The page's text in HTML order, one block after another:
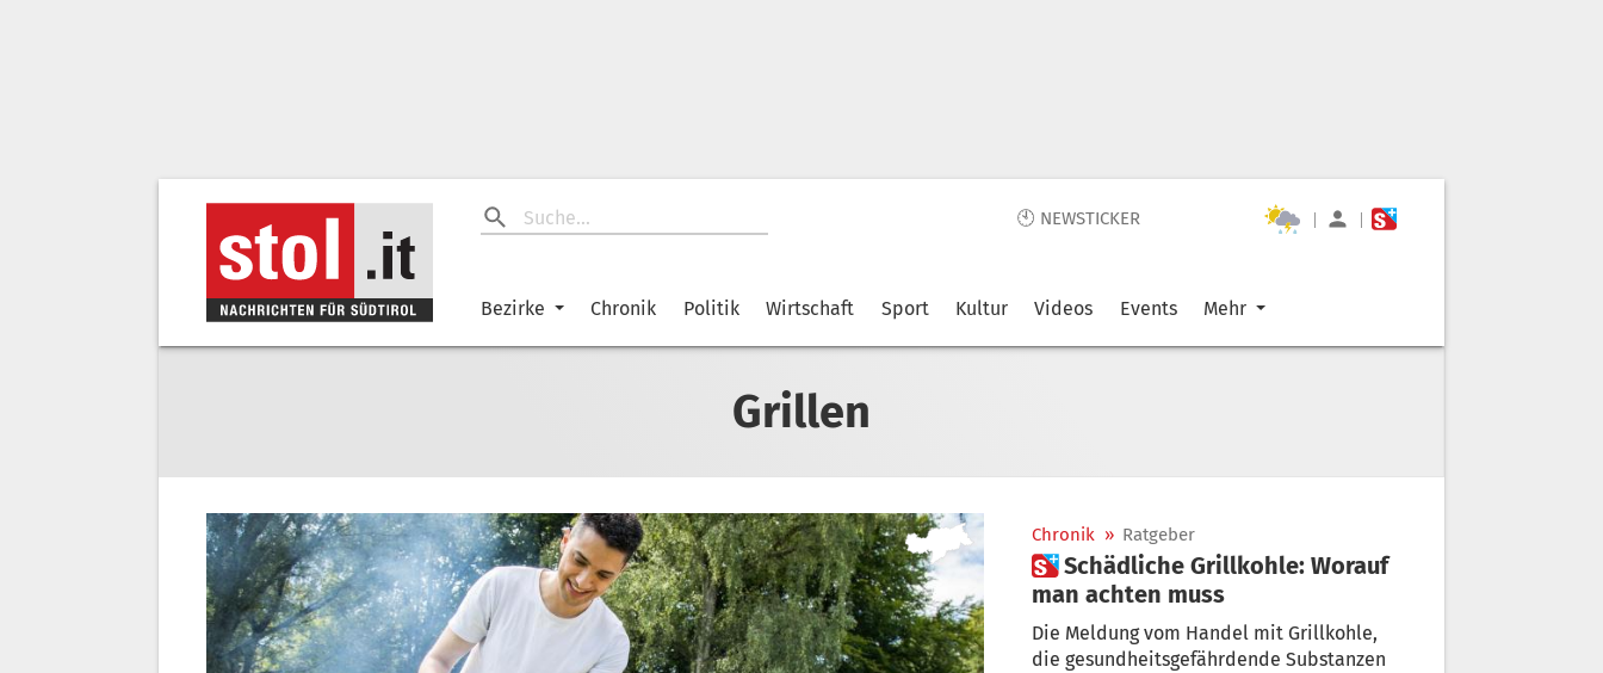
🕙 NEWSTICKER | |
Bezirke Chronik Politik Wirtschaft Sport Kultur Videos Events Mehr
Grillen
Chronik » Ratgeber
 Schädliche Grillkohle: Worauf
man achten muss
Die Meldung vom Handel mit Grillkohle,
die gesundheitsgefährdende Substanzen